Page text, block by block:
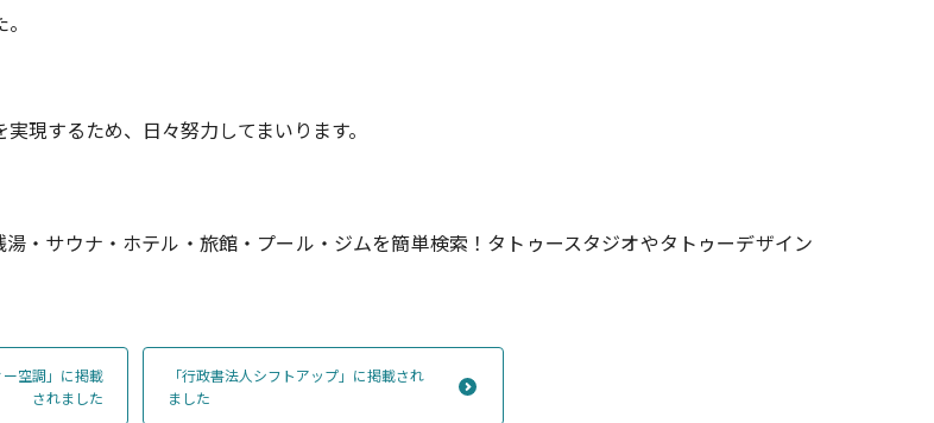
現するため、日々努力してまいります。
・サウナ・ホテル・旅館・プール・ジムを簡単検索！タトゥースタジオやタトゥーデザイン
ー空調」に掲載
されました
「行政書法人シフトアップ」に掲載され
ました